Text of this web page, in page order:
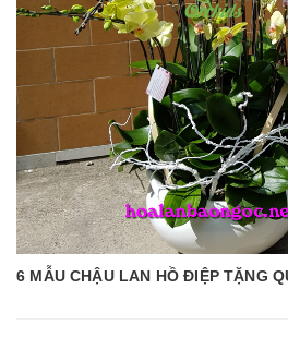
6 MẪU CHẬU LAN HỒ ĐIỆP TẶNG